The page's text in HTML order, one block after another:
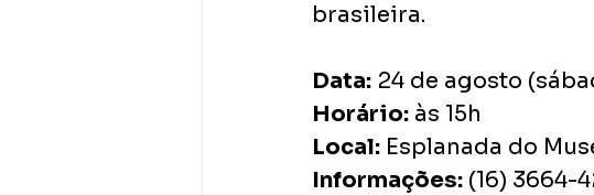
brasileira.
Data: 24 de agosto
Horário: às 15h
Local: Esplanada do
Informações: (16) 3664-